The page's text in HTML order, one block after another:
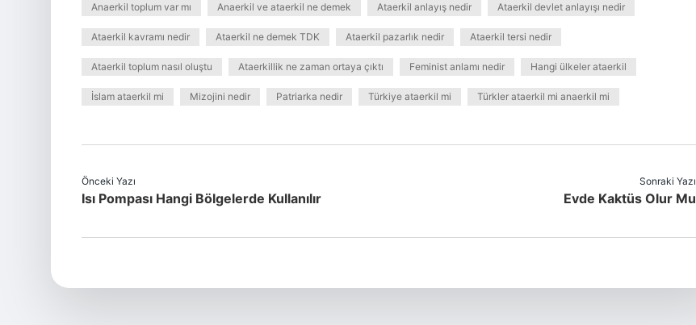
Anaerkil toplum var mı Anaerkil ve ataerkil ne demek Ataerkil anlayış nedir Ataerkil devlet anlayışı nedir
Ataerkil kavramı nedir Ataerkil ne demek TDK Ataerkil pazarlık nedir Ataerkil tersi nedir
Ataerkil toplum nasıl oluştu Ataerkillik ne zaman ortaya çıktı Feminist anlamı nedir Hangi ülkeler ataerkil
İslam ataerkil mi Mizojini nedir Patriarka nedir Türkiye ataerkil mi Türkler ataerkil mi anaerkil mi
Önceki Yazı
Isı Pompası Hangi Bölgelerde Kullanılır
Sonraki Yazı
Evde Kaktüs Olur Mu